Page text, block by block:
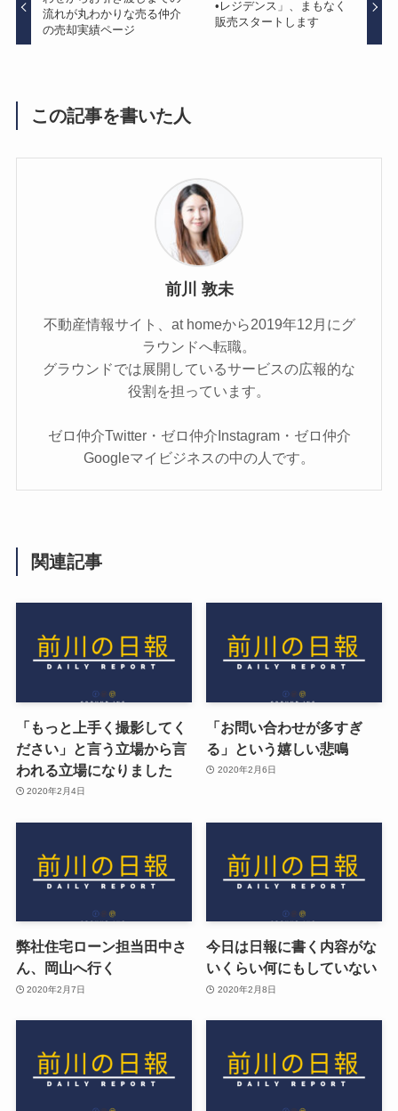
流れが丸わかりな売る仲介
の売却実績ページ
•レジデンス」、まもなく
販売スタートします
この記事を書いた人
前川 敦未
不動産情報サイト、at homeから2019年12月にグ
ラウンドへ転職。
グラウンドでは展開しているサービスの広報的な
役割を担っています。
ゼロ仲介Twitter・ゼロ仲介Instagram・ゼロ仲介
Googleマイビジネスの中の人です。
関連記事
「もっと上手く撮影してく
ださい」と言う立場から言
われる立場になりました
2020年2月4日
「お問い合わせが多すぎ
る」という嬉しい悲鳴
2020年2月6日
弊社住宅ローン担当田中さ
ん、岡山へ行く
2020年2月7日
今日は日報に書く内容がな
いくらい何にもしていない
2020年2月8日